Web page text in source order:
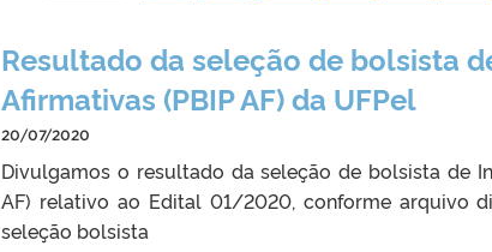
Resultado da seleção de bolsista
Afirmativas (PBIP AF) da UFPel
20/07/2020
Divulgamos o resultado da seleção de bolsista de
AF) relativo ao Edital 01/2020, conforme arquivo
seleção bolsista